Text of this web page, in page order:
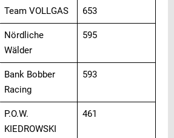
Team VOLLGAS 653
Nördliche
Wälder
595
Bank Bobber
Racing
593
P.O.W.
KIEDROWSKI
461